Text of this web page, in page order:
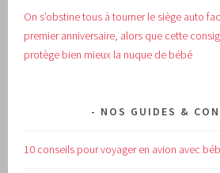
On s’obstine tous à tourner le siège auto
premier anniversaire, alors que cette
protège bien mieux la nuque de bébé
NOS GUIDES &
10 conseils pour voyager en avion avec